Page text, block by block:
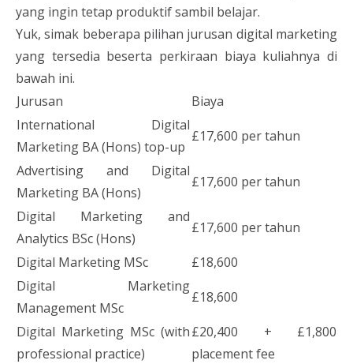
yang ingin tetap produktif sambil belajar.
Yuk, simak beberapa pilihan jurusan digital marketing
yang tersedia beserta perkiraan biaya kuliahnya di
bawah ini.
Jurusan
Biaya
International Digital
Marketing BA (Hons) top-up
£17,600 per tahun
Advertising and Digital
Marketing BA (Hons)
£17,600 per tahun
Digital Marketing and
Analytics BSc (Hons)
£17,600 per tahun
Digital Marketing MSc
£18,600
Digital Marketing
Management MSc
£18,600
Digital Marketing MSc (with
professional practice)
£20,400 + £1,800
placement fee